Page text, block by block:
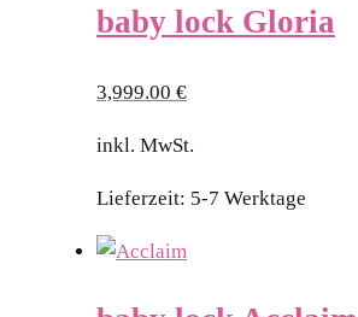
baby lock Gloria
3,999.00 €
inkl. MwSt.
Lieferzeit: 5-7 Werktage